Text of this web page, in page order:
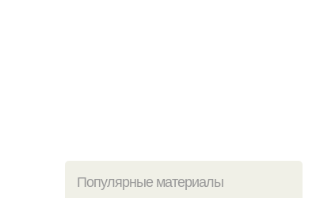
Популярные материалы